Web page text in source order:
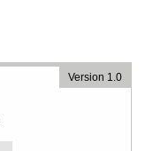
Version 1.0